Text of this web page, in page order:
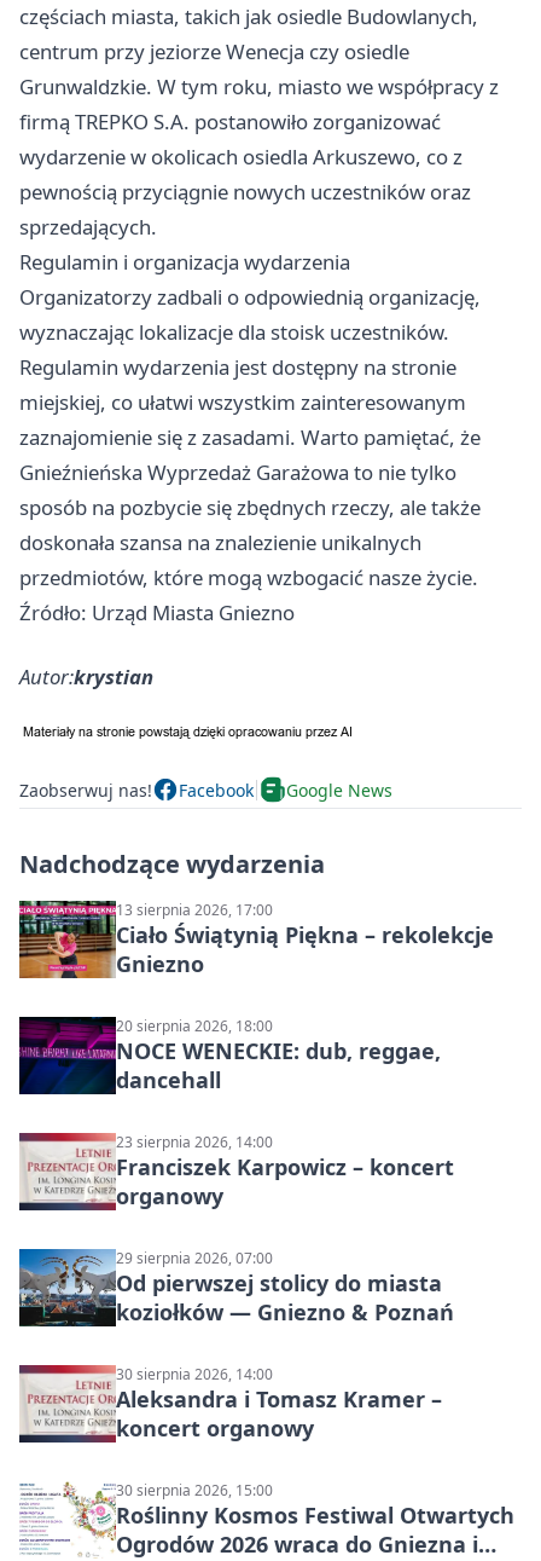
częściach miasta, takich jak osiedle Budowlanych,
centrum przy jeziorze Wenecja czy osiedle
Grunwaldzkie. W tym roku, miasto we współpracy z
firmą TREPKO S.A. postanowiło zorganizować
wydarzenie w okolicach osiedla Arkuszewo, co z
pewnością przyciągnie nowych uczestników oraz
sprzedających.
Regulamin i organizacja wydarzenia
Organizatorzy zadbali o odpowiednią organizację,
wyznaczając lokalizacje dla stoisk uczestników.
Regulamin wydarzenia jest dostępny na stronie
miejskiej, co ułatwi wszystkim zainteresowanym
zaznajomienie się z zasadami. Warto pamiętać, że
Gnieźnieńska Wyprzedaż Garażowa to nie tylko
sposób na pozbycie się zbędnych rzeczy, ale także
doskonała szansa na znalezienie unikalnych
przedmiotów, które mogą wzbogacić nasze życie.
Źródło: Urząd Miasta Gniezno
Autor:krystian
Zaobserwuj nas! Facebook Google News
Nadchodzące wydarzenia
13 sierpnia 2026, 17:00
Ciało Świątynią Piękna – rekolekcje
Gniezno
20 sierpnia 2026, 18:00
NOCE WENECKIE: dub, reggae,
dancehall
23 sierpnia 2026, 14:00
Franciszek Karpowicz – koncert
organowy
29 sierpnia 2026, 07:00
Od pierwszej stolicy do miasta
koziołków — Gniezno & Poznań
30 sierpnia 2026, 14:00
Aleksandra i Tomasz Kramer –
koncert organowy
30 sierpnia 2026, 15:00
Roślinny Kosmos Festiwal Otwartych
Ogrodów 2026 wraca do Gniezna i